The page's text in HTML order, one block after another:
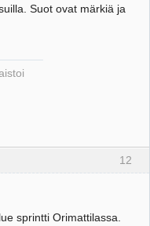
Suot ovat märkiä ja
12
sprintti Orimattilassa.